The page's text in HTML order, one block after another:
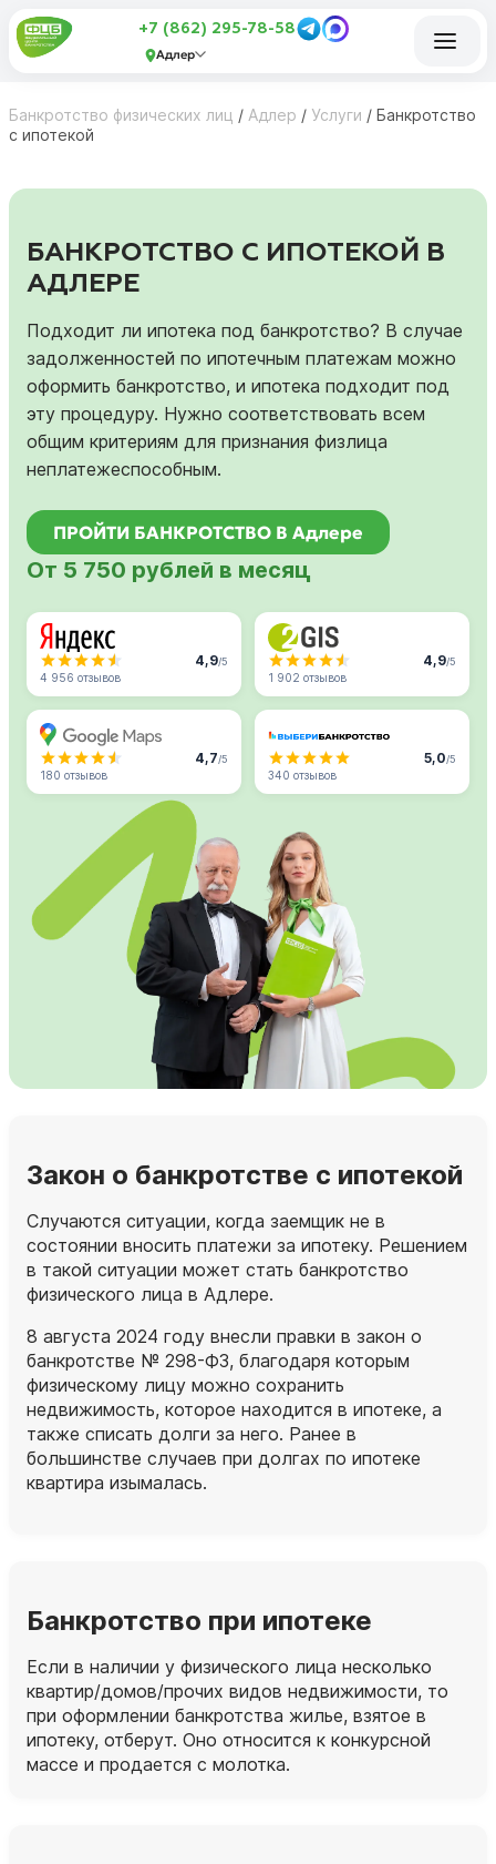
+7 (862) 295-78-58
Адлер
Банкротство физических лиц / Адлер / Услуги / Банкротство
с ипотекой
БАНКРОТСТВО С ИПОТЕКОЙ В
АДЛЕРЕ
Подходит ли ипотека под банкротство? В случае
задолженностей по ипотечным платежам можно
оформить банкротство, и ипотека подходит под
эту процедуру. Нужно соответствовать всем
общим критериям для признания физлица
неплатежеспособным.
ПРОЙТИ БАНКРОТСТВО В Адлере
От 5 750 рублей в месяц
4,9/5
4 956 отзывов
4,9/5
1 902 отзывов
4,7/5
180 отзывов
5,0/5
340 отзывов
Закон о банкротстве с ипотекой
Случаются ситуации, когда заемщик не в
состоянии вносить платежи за ипотеку. Решением
в такой ситуации может стать банкротство
физического лица в Адлере.
8 августа 2024 году внесли правки в закон о
банкротстве № 298-ФЗ, благодаря которым
физическому лицу можно сохранить
недвижимость, которое находится в ипотеке, а
также списать долги за него. Ранее в
большинстве случаев при долгах по ипотеке
квартира изымалась.
Банкротство при ипотеке
Если в наличии у физического лица несколько
квартир/домов/прочих видов недвижимости, то
при оформлении банкротства жилье, взятое в
ипотеку, отберут. Оно относится к конкурсной
массе и продается с молотка.